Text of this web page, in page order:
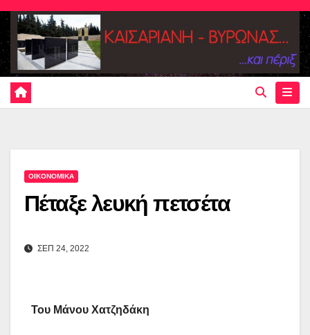
Skip
content
ΟΙΚΟΝΟΜΙΚΑ
Πέταξε λευκή πετσέτα
ΣΕΠ 24, 2022
Του Μάνου Χατζηδάκη